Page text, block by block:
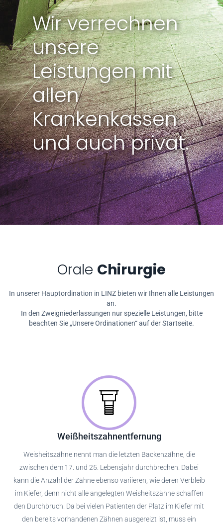
Wir verrechnen
unsere
Leistungen mit
allen
Krankenkassen
und auch privat.
Orale Chirurgie
In unserer Hauptordination in LINZ bieten wir Ihnen alle Leistungen
an.
In den Zweigniederlassungen nur spezielle Leistungen, bitte
beachten Sie „Unsere Ordinationen“ auf der Startseite.
Weißheitszahnentfernung
Weisheitszähne nennt man die letzten Backenzähne, die
zwischen dem 17. und 25. Lebensjahr durchbrechen. Dabei
kann die Anzahl der Zähne ebenso variieren, wie deren Verbleib
im Kiefer, denn nicht alle angelegten Weisheitszähne schaffen
den Durchbruch. Da bei vielen Patienten der Platz im Kiefer mit
den bereits vorhandenen Zähnen ausgereizt ist, muss ein